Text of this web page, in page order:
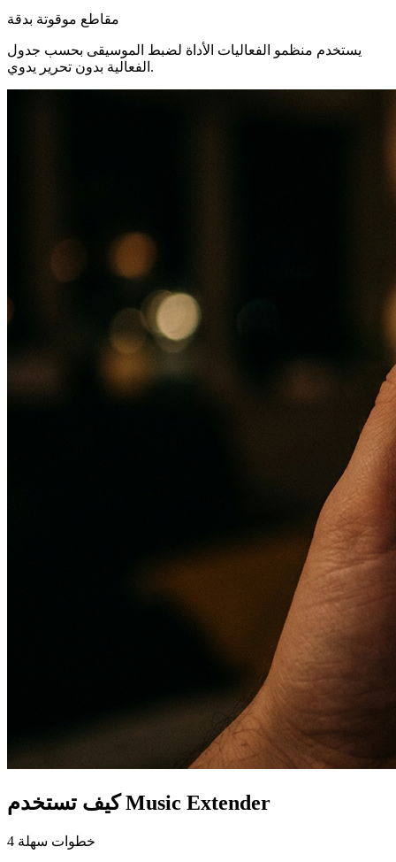
مقاطع موقوتة بدقة
يستخدم منظمو الفعاليات الأداة لضبط الموسيقى بحسب جدول
الفعالية بدون تحرير يدوي.
كيف تستخدم Music Extender
4 خطوات سهلة